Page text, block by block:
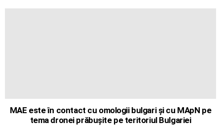
MAE este în contact cu omologii bulgari și cu MApN pe
tema dronei prăbușite pe teritoriul Bulgariei